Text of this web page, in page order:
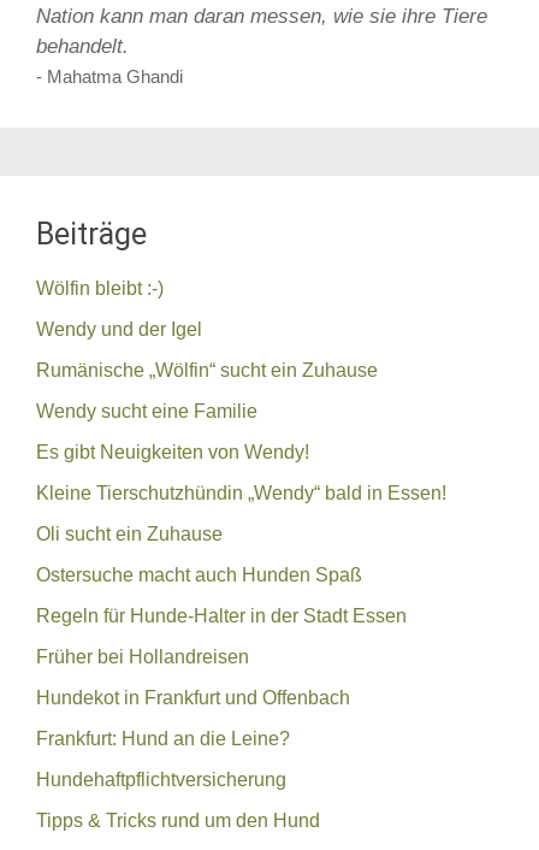
Nation kann man daran messen, wie sie ihre Tiere
behandelt.
- Mahatma Ghandi
Beiträge
Wölfin bleibt :-)
Wendy und der Igel
Rumänische „Wölfin“ sucht ein Zuhause
Wendy sucht eine Familie
Es gibt Neuigkeiten von Wendy!
Kleine Tierschutzhündin „Wendy“ bald in Essen!
Oli sucht ein Zuhause
Ostersuche macht auch Hunden Spaß
Regeln für Hunde-Halter in der Stadt Essen
Früher bei Hollandreisen
Hundekot in Frankfurt und Offenbach
Frankfurt: Hund an die Leine?
Hundehaftpflichtversicherung
Tipps & Tricks rund um den Hund